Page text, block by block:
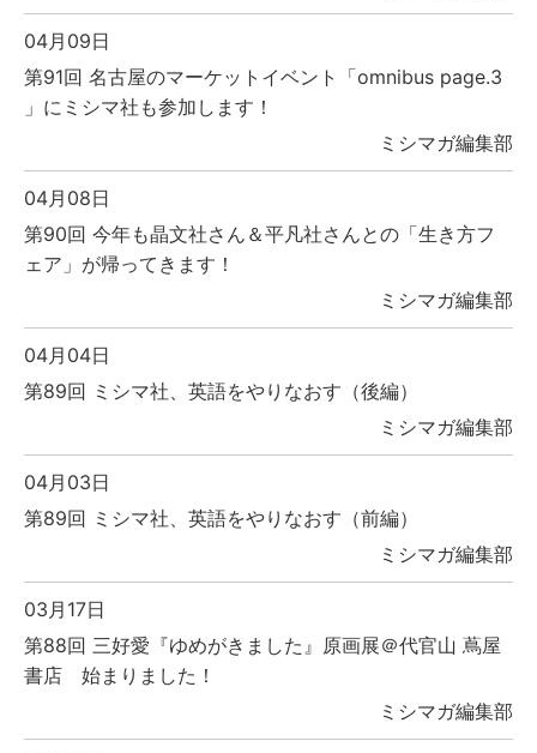
04月09日
第91回 名古屋のマーケットイベント「omnibus page.3
」にミシマ社も参加します！
ミシマガ編集部
04月08日
第90回 今年も晶文社さん＆平凡社さんとの「生き方フ
ェア」が帰ってきます！
ミシマガ編集部
04月04日
第89回 ミシマ社、英語をやりなおす（後編）
ミシマガ編集部
04月03日
第89回 ミシマ社、英語をやりなおす（前編）
ミシマガ編集部
03月17日
第88回 三好愛『ゆめがきました』原画展＠代官山 蔦屋
書店 始まりました！
ミシマガ編集部